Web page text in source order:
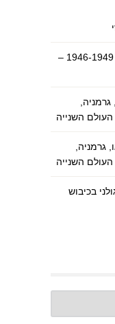
מלחמת האזרחים ביוון 1946-1949 –
גרמניה,
השנייה
גרמניה,
השנייה
בכיבוש